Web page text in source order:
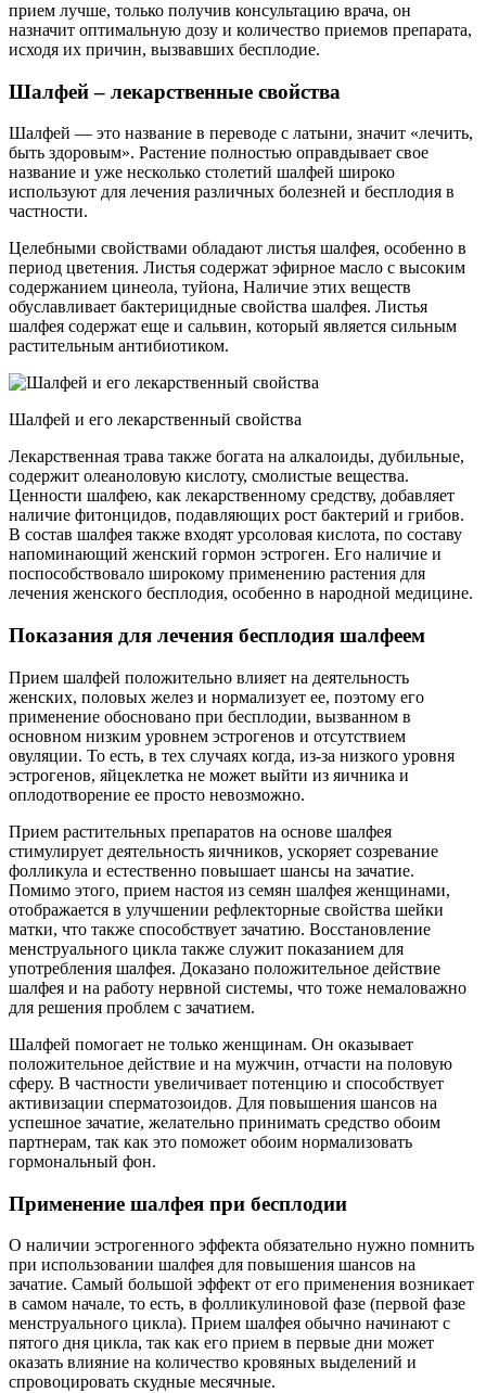
прием лучше, только получив консультацию врача, он
назначит оптимальную дозу и количество приемов препарата,
исходя их причин, вызвавших бесплодие.
Шалфей – лекарственные свойства
Шалфей — это название в переводе с латыни, значит «лечить,
быть здоровым». Растение полностью оправдывает свое
название и уже несколько столетий шалфей широко
используют для лечения различных болезней и бесплодия в
частности.
Целебными свойствами обладают листья шалфея, особенно в
период цветения. Листья содержат эфирное масло с высоким
содержанием цинеола, туйона, Наличие этих веществ
обуславливает бактерицидные свойства шалфея. Листья
шалфея содержат еще и сальвин, который является сильным
растительным антибиотиком.
Шалфей и его лекарственный свойства
Лекарственная трава также богата на алкалоиды, дубильные,
содержит олеаноловую кислоту, смолистые вещества.
Ценности шалфею, как лекарственному средству, добавляет
наличие фитонцидов, подавляющих рост бактерий и грибов.
В состав шалфея также входят урсоловая кислота, по составу
напоминающий женский гормон эстроген. Его наличие и
поспособствовало широкому применению растения для
лечения женского бесплодия, особенно в народной медицине.
Показания для лечения бесплодия шалфеем
Прием шалфей положительно влияет на деятельность
женских, половых желез и нормализует ее, поэтому его
применение обосновано при бесплодии, вызванном в
основном низким уровнем эстрогенов и отсутствием
овуляции. То есть, в тех случаях когда, из-за низкого уровня
эстрогенов, яйцеклетка не может выйти из яичника и
оплодотворение ее просто невозможно.
Прием растительных препаратов на основе шалфея
стимулирует деятельность яичников, ускоряет созревание
фолликула и естественно повышает шансы на зачатие.
Помимо этого, прием настоя из семян шалфея женщинами,
отображается в улучшении рефлекторные свойства шейки
матки, что также способствует зачатию. Восстановление
менструального цикла также служит показанием для
употребления шалфея. Доказано положительное действие
шалфея и на работу нервной системы, что тоже немаловажно
для решения проблем с зачатием.
Шалфей помогает не только женщинам. Он оказывает
положительное действие и на мужчин, отчасти на половую
сферу. В частности увеличивает потенцию и способствует
активизации сперматозоидов. Для повышения шансов на
успешное зачатие, желательно принимать средство обоим
партнерам, так как это поможет обоим нормализовать
гормональный фон.
Применение шалфея при бесплодии
О наличии эстрогенного эффекта обязательно нужно помнить
при использовании шалфея для повышения шансов на
зачатие. Самый большой эффект от его применения возникает
в самом начале, то есть, в фолликулиновой фазе (первой фазе
менструального цикла). Прием шалфея обычно начинают с
пятого дня цикла, так как его прием в первые дни может
оказать влияние на количество кровяных выделений и
спровоцировать скудные месячные.